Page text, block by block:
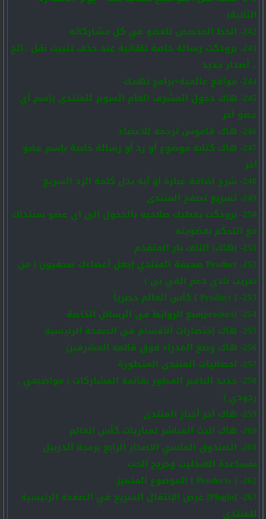
الثانية)
242- الخط المخصص للعضو في كل مشاركاته
243- برودكت رسالة خاصة تلقائية عند حذف تثبيت نقل ..إلخ
.. أصدار جديد
244- مواقع عالمية+برامج تهمك
245- هاك دخول المشرف العام السوبر للمنتدى بإسم أي
عضو آخر
246- هاك قاموس ترجمه للاعضاء
247- هاك كتابة موضوع أو رد أو رسالة خاصة بإسم عضو
آخر
248- شرح اضافة عبارة او آية بدل كلمة الرد السريع
249- تسريع تصفح المنتدى
250- برودكت يعطيك صلاحيه بالدخول الى اي عضو بمنتداك
مع التحكم بعضويته
251- [هاك] الناف بار المتقدم
252- Product صحيفة المنتدي إجعل أعضاءك صحفيون ( من
تعريب نادي دعم الفي بي )
253- [ Product ] كأس العالم حصرياً
254- [product]منع الروابط في الرسائل الخاصة
255- هاك إختصارات ألاقسام في الصفحة الرئيسية
256- هاك وضع المدراء فوق قائمه المشرفين
257- احصائيات المنتدى المتطورة
258- جديد النافبر المطور بقائمة المشاركات ( مواضيعي ,
ردودي )
259- هاك آخر أخبار المنتدى
260- هاك البث المباشر لمباريات كأس العالم
261- الصندوق الماسي الاصدار الرابع برمجة الدربيل
بمساعدة العندليب وجريح الحب
262- [ Products ] الموضوع المتميز
263- [Plugin] عرض الإنتقال السريع في الصفحة الرئيسية
للمنتدي